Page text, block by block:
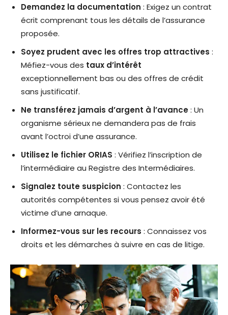
Demandez la documentation : Exigez un contrat
écrit comprenant tous les détails de l’assurance
proposée.
Soyez prudent avec les offres trop attractives :
Méfiez-vous des taux d’intérêt
exceptionnellement bas ou des offres de crédit
sans justificatif.
Ne transférez jamais d’argent à l’avance: Un
organisme sérieux ne demandera pas de frais
avant l’octroi d’une assurance.
Utilisez le fichier ORIAS : Vérifiez l’inscription de
l’intermédiaire au Registre des Intermédiaires.
Signalez toute suspicion : Contactez les
autorités compétentes si vous pensez avoir été
victime d’une arnaque.
Informez-vous sur les recours : Connaissez vos
droits et les démarches à suivre en cas de litige.